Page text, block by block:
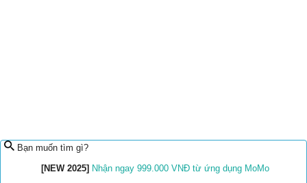
Bạn muốn tìm gì?
[NEW 2025] Nhận ngay 999.000 VNĐ từ ứng dụng MoMo